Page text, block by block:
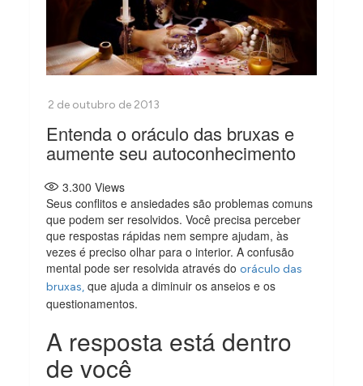
Entenda o oráculo das bruxas e
aumente seu autoconhecimento
3.300 Views
Seus conflitos e ansiedades são problemas comuns
que podem ser resolvidos. Você precisa perceber
que respostas rápidas nem sempre ajudam, às
vezes é preciso olhar para o interior. A confusão
mental pode ser resolvida através dooráculo das
bruxas, que ajuda a diminuir os anseios e os
questionamentos.
A resposta está dentro
de você